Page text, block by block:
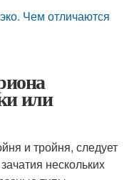
Чем отличаются
или
и тройня, следует
нескольких